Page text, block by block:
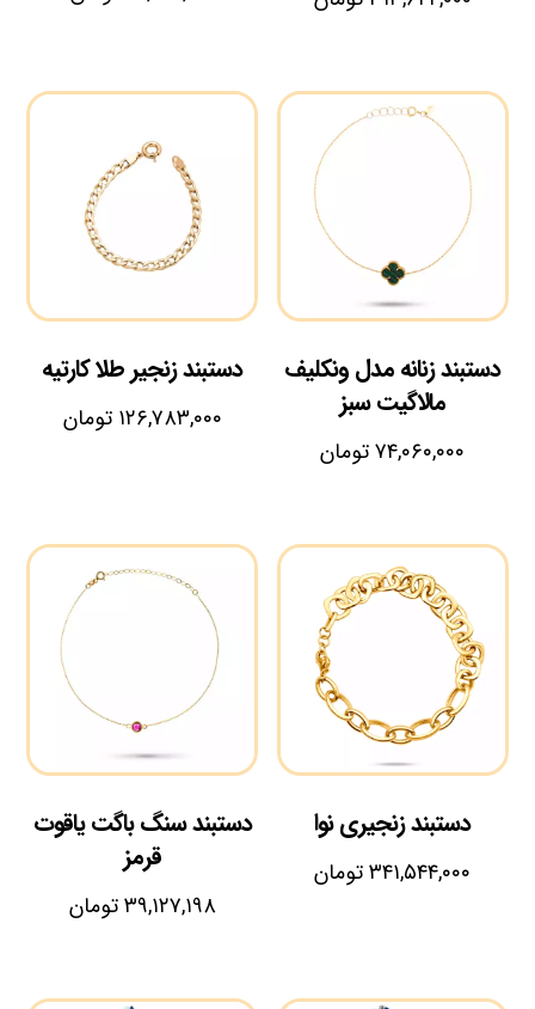
دستبند زنانه مدل ونکلیف
مالاگیت سبز
۷۴,۰۶۰,۰۰۰تومان
دستبند زنجیر طلا کارتیه
۱۲۶,۷۸۳,۰۰۰ تومان
دستبند زنجیری نوا
۳۴۱,۵۴۴,۰۰۰تومان
دستبند سنگ باگت یاقوت
قرمز
۳۹,۱۲۷,۱۹۸تومان